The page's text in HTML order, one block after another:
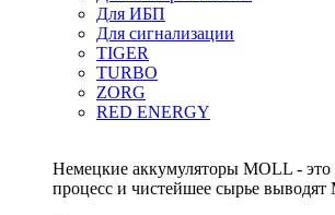
Для ИБП
Для сигнализации
TIGER
TURBO
ZORG
RED ENERGY
Немецкие аккумуляторы MOLL - это
процесс и чистейшее сырье